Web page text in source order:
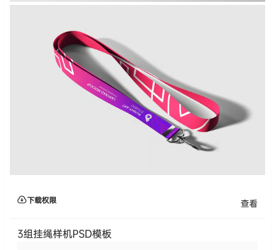
下载权限 查看
3组挂绳样机PSD模板